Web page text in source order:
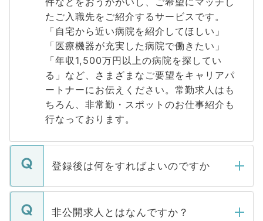
たご入職先をご紹介するサービスです。
「自宅から近い病院を紹介してほしい」
「医療機器が充実した病院で働きたい」
「年収1,500万円以上の病院を探してい
る」など、さまざまなご要望をキャリアパ
ートナーにお伝えください。常勤求人はも
ちろん、非常勤・スポットのお仕事紹介も
行なっております。
登録後は何をすればよいのですか
ご登録いただきましたら、弊社担当者がご
登録内容を確認し、その後メールもしくは
非公開求人とはなんですか？